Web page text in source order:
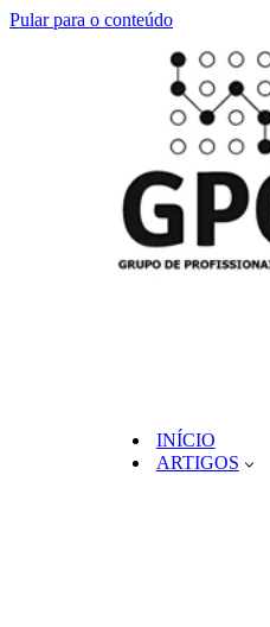
Pular para o conteúdo
INÍCIO
ARTIGOS